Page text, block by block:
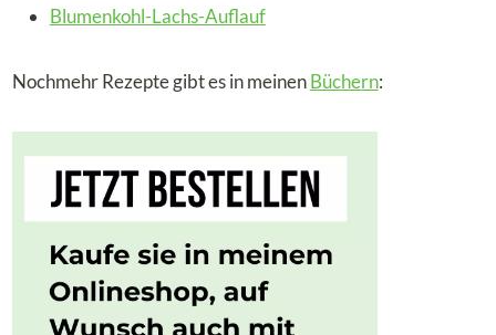
Blumenkohl-Lachs-Auflauf
Nochmehr Rezepte gibt es in meinenBüchern: